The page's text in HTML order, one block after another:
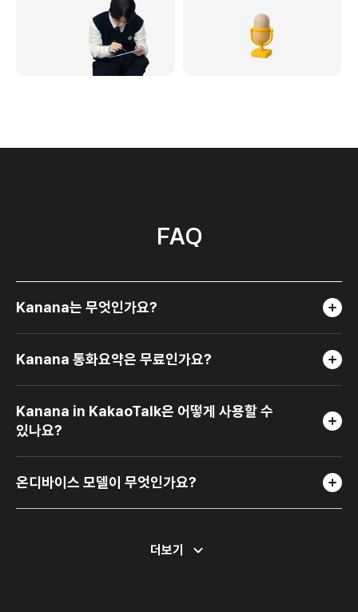
FAQ
Kanana는 무엇인가요?
Kanana 통화요약은 무료인가요?
Kanana in KakaoTalk은 어떻게 사용할 수
있나요?
온디바이스 모델이 무엇인가요?
더보기